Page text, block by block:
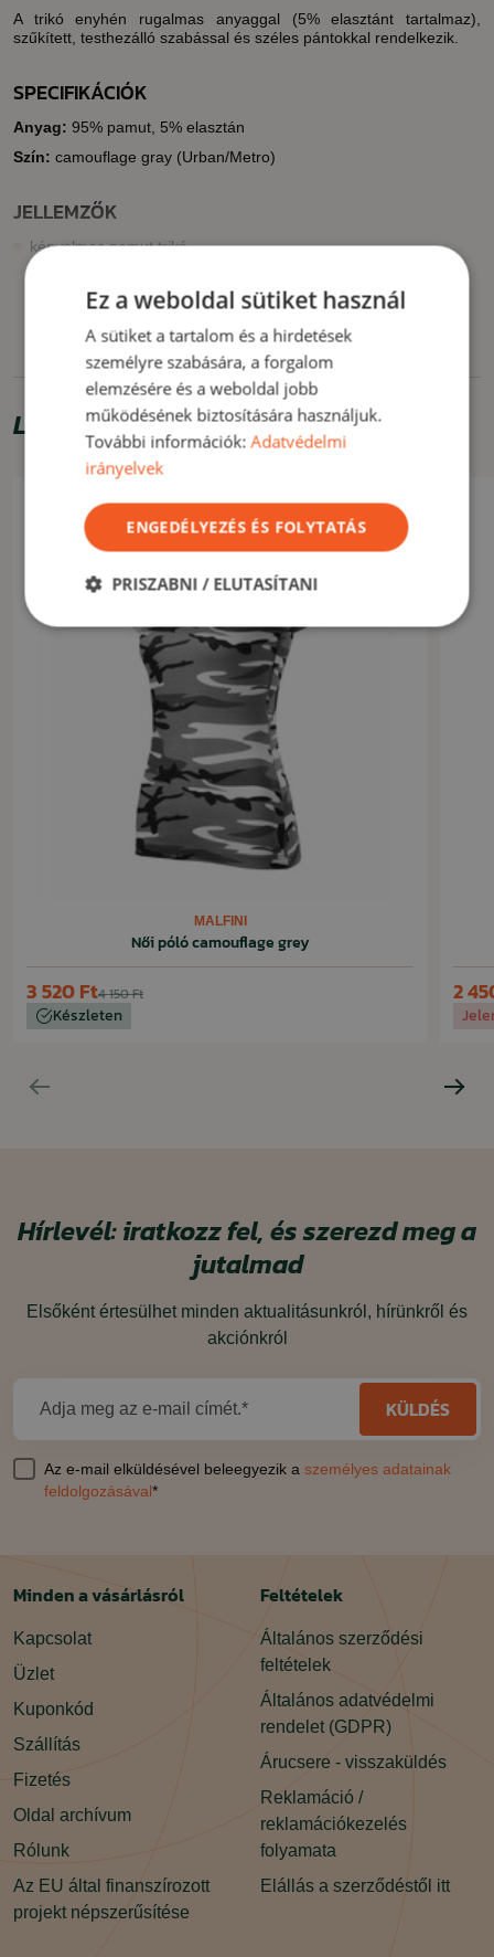
A trikó enyhén rugalmas anyaggal (5% elasztánt tartalmaz),
szűkített, testhezálló szabással és széles pántokkal rendelkezik.
SPECIFIKÁCIÓK
Anyag: 95% pamut, 5% elasztán
Szín: camouflage gray (Urban/Metro)
JELLEMZŐK
kényelmes pamut trikó
testhezálló szabás
FELHASZNÁLÁS
Munkához, túrázáshoz, sportoláshoz vagy mindennapi viseletként
MUTASS KEVESEBBET
MUTASS TÖBBET
Limitált ajánlat
Akció -15%
MALFINI
Női póló camouflage grey
4 150 Ft
3 520 Ft
Készleten
2
Hírlevél: iratkozz fel, és szerezd meg a
jutalmad
Elsőként értesülhet minden aktualitásunkról, hírünkről és
akciónkról
Adja meg az e-mail címét.* KÜLDÉS
Az e-mail elküldésével beleegyezik a személyes adatainak
feldolgozásával*
Minden a vásárlásról
Kapcsolat
Üzlet
Kuponkód
Szállítás
Fizetés
Oldal archívum
Rólunk
Az EU által finanszírozott
projekt népszerűsítése
Feltételek
Általános szerződési
feltételek
Általános adatvédelmi
rendelet (GDPR)
Árucsere - visszaküldés
Reklamáció /
reklamációkezelés
folyamata
Elállás a szerződéstől itt
Ez a weboldal sütiket használ
A sütiket a tartalom és a hirdetések
személyre szabására, a forgalom
elemzésére és a weboldal jobb
működésének biztosítására használjuk.
További információk:Adatvédelmi
irányelvek
ENGEDÉLYEZÉS ÉS FOLYTATÁS
PRISZABNI / ELUTASÍTANI